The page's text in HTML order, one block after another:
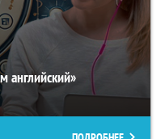
английский»